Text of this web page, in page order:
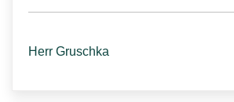
Herr Gruschka